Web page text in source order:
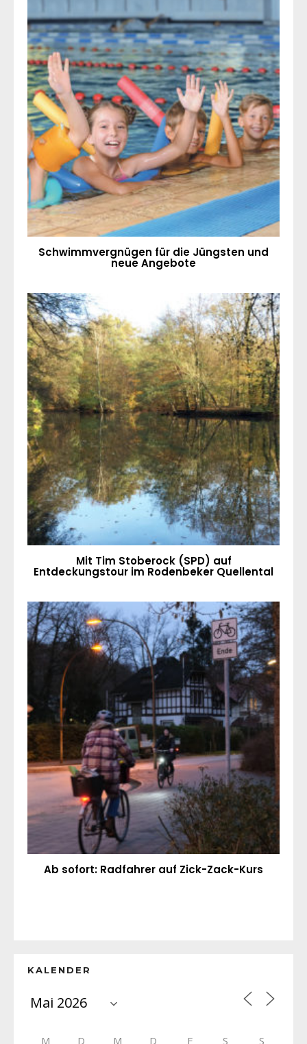
Schwimmvergnügen für die Jüngsten und
neue Angebote
Mit Tim Stoberock (SPD) auf
Entdeckungstour im Rodenbeker Quellental
Ab sofort: Radfahrer auf Zick-Zack-Kurs
KALENDER
M D M D F S S